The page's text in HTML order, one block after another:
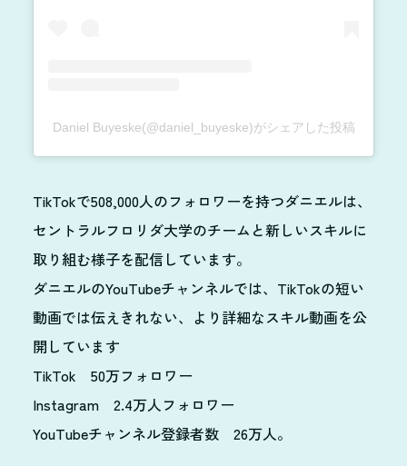
Daniel Buyeske(@daniel_buyeske)がシェアした投稿
TikTokで508,000人のフォロワーを持つダニエルは、
セントラルフロリダ大学のチームと新しいスキルに
取り組む様子を配信しています。
ダニエルのYouTubeチャンネルでは、TikTokの短い
動画では伝えきれない、より詳細なスキル動画を公
開しています
TikTok 50万フォロワー
Instagram 2.4万人フォロワー
YouTubeチャンネル登録者数 26万人。